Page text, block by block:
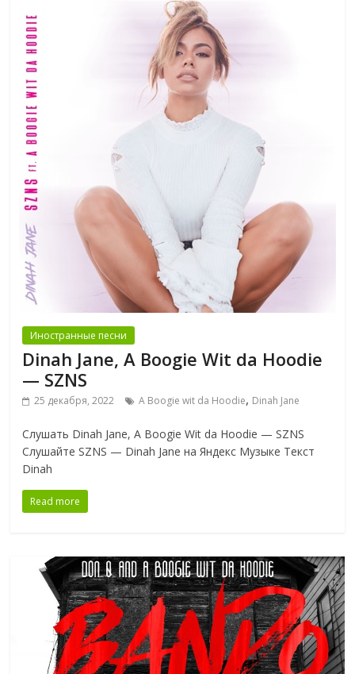
Иностранные песни
Dinah Jane, A Boogie Wit da Hoodie
— SZNS
25 декабря, 2022 A Boogie wit da Hoodie, Dinah Jane
Слушать Dinah Jane, A Boogie Wit da Hoodie — SZNS
Слушайте SZNS — Dinah Jane на Яндекс Музыке Текст
Dinah
Read more